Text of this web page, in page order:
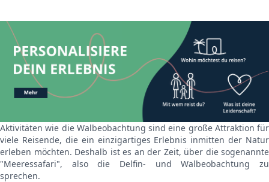
Aktivitäten wie die Walbeobachtung sind eine große Attraktion für
viele Reisende, die ein einzigartiges Erlebnis inmitten der Natur
erleben möchten. Deshalb ist es an der Zeit, über die sogenannte
"Meeressafari", also die Delfin- und Walbeobachtung zu
sprechen.